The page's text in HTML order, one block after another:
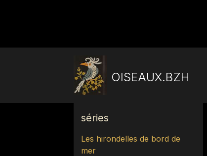
OISEAUX.BZH
séries
Les hirondelles de bord de
mer